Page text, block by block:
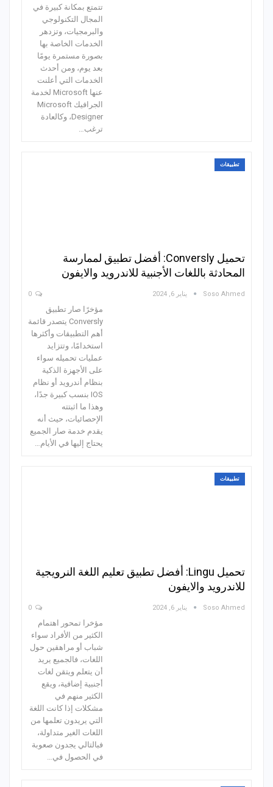
تتمتع بمكانة كبيرة في
المجال التكنولوجي
والبرمجيات، وتزدهر
الخدمات الخاصة بها
بصورة مستمرة يومًا
بعد يوم، ومن أحدث
الخدمات التي أعلنت
عنها Microsoft لخدمة
الجرافيك Microsoft
Designer، وكالعادة
ترغب…
تطبيقات
تحميل Conversly: أفضل تطبيق لممارسة
المحادثة باللغات الأجنبية للاندرويد والايفون
Soso Ahmed يناير 6, 2024
مؤخرًا صار تطبيق
Conversly يتصدر قائمة
أهم التطبيقات وأكثرها
استخدامًا، وتتزايد
عمليات تحميله سواء
على الأجهزة الذكية
بنظام أندرويد أو نظام
IOS بنسب كبيرة جدًا،
وهذا ما اثبتته
الإحصائيات، حيث أنه
يقدم خدمة صار الجميع
يحتاج إليها في الأيام…
تطبيقات
تحميل Lingu: أفضل تطبيق تعليم اللغة النرويجية
للاندرويد والايفون
Soso Ahmed يناير 6, 2024
مؤخرا تمحور اهتمام
الكثير من الأفراد سواء
شباب أو مراهقين حول
اللغات، فالجميع يريد
أن يتعلم ويتقن لغات
أجنبية إضافية، ويقع
الكثير منهم في
مشكلات إذا كانت اللغة
التي يريدون تعلمها من
اللغات الغير متداولة،
فبالتالي يجدون صعوبة
في الحصول في…